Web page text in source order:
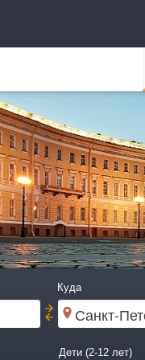
Куда
Дети (2-12 лет)